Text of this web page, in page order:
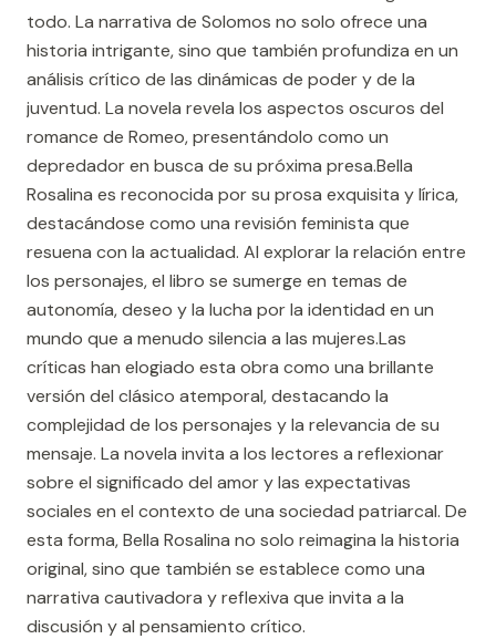
todo. La narrativa de Solomos no solo ofrece una
historia intrigante, sino que también profundiza en un
análisis crítico de las dinámicas de poder y de la
juventud. La novela revela los aspectos oscuros del
romance de Romeo, presentándolo como un
depredador en busca de su próxima presa.Bella
Rosalina es reconocida por su prosa exquisita y lírica,
destacándose como una revisión feminista que
resuena con la actualidad. Al explorar la relación entre
los personajes, el libro se sumerge en temas de
autonomía, deseo y la lucha por la identidad en un
mundo que a menudo silencia a las mujeres.Las
críticas han elogiado esta obra como una brillante
versión del clásico atemporal, destacando la
complejidad de los personajes y la relevancia de su
mensaje. La novela invita a los lectores a reflexionar
sobre el significado del amor y las expectativas
sociales en el contexto de una sociedad patriarcal. De
esta forma, Bella Rosalina no solo reimagina la historia
original, sino que también se establece como una
narrativa cautivadora y reflexiva que invita a la
discusión y al pensamiento crítico.